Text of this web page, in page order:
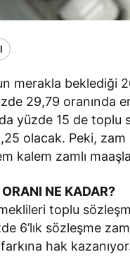
merakla beklediği
29,79 oranında
yüzde 15 de toplu
olacak. Peki,
kalem zamlı
NE KADAR?
toplu
6’lık sözleşme
hak